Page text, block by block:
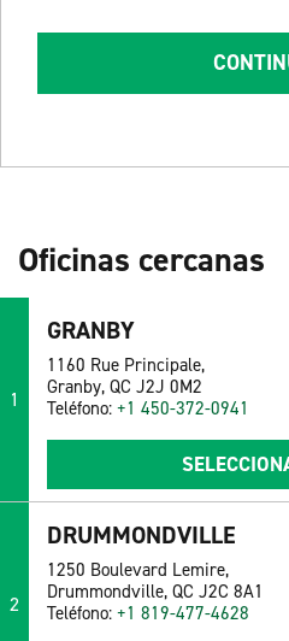
Oficinas cercanas
1
GRANBY
1160 Rue Principale,
Granby, QC J2J 0M2
Teléfono: +1 450-372-0941
2
DRUMMONDVILLE
1250 Boulevard Lemire,
Drummondville, QC J2C 8A1
Teléfono: +1 819-477-4628